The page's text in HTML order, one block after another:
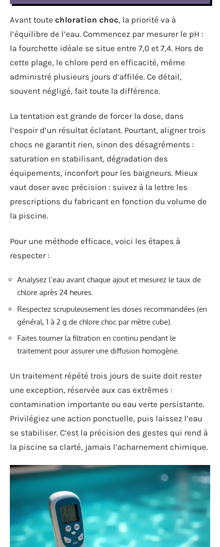
Avant toute chloration choc, la priorité va à
l’équilibre de l’eau. Commencez par mesurer le pH :
la fourchette idéale se situe entre 7,0 et 7,4. Hors de
cette plage, le chlore perd en efficacité, même
administré plusieurs jours d’affilée. Ce détail,
souvent négligé, fait toute la différence.
La tentation est grande de forcer la dose, dans
l’espoir d’un résultat éclatant. Pourtant, aligner trois
chocs ne garantit rien, sinon des désagréments :
saturation en stabilisant, dégradation des
équipements, inconfort pour les baigneurs. Mieux
vaut doser avec précision : suivez à la lettre les
prescriptions du fabricant en fonction du volume de
la piscine.
Pour une méthode efficace, voici les étapes à
respecter :
Analysez l’eau avant chaque ajout et mesurez le taux de
chlore après 24 heures.
Respectez scrupuleusement les doses recommandées (en
général, 1 à 2 g de chlore choc par mètre cube).
Faites tourner la filtration en continu pendant le
traitement pour assurer une diffusion homogène.
Un traitement répété trois jours de suite doit rester
une exception, réservée aux cas extrêmes :
contamination importante ou eau verte persistante.
Privilégiez une action ponctuelle, puis laissez l’eau
se stabiliser. C’est la précision des gestes qui rend à
la piscine sa clarté, jamais l’acharnement chimique.